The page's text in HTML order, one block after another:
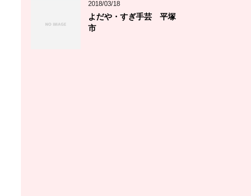
2018/03/18
よだや・すぎ手芸 平塚
市